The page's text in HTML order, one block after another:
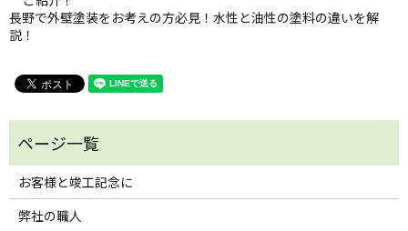
長野で外壁塗装をお考えの方必見！水性と油性の塗料の違いを解
説！
お客様と竣工記念に
弊社の職人